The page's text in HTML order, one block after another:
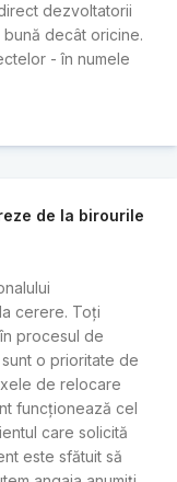
dezvoltatorii
bună decât oricine.
- în numele
de la birourile
cerere. Toți
procesul de
o prioritate de
de relocare
funcționează cel
care solicită
este sfătuit să